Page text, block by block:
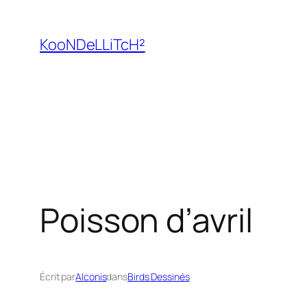
contenu
KooNDeLLiTcH²
Poisson d’avril
Écrit parAlconisdansBirds Dessinés